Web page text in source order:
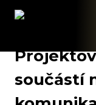
součástí